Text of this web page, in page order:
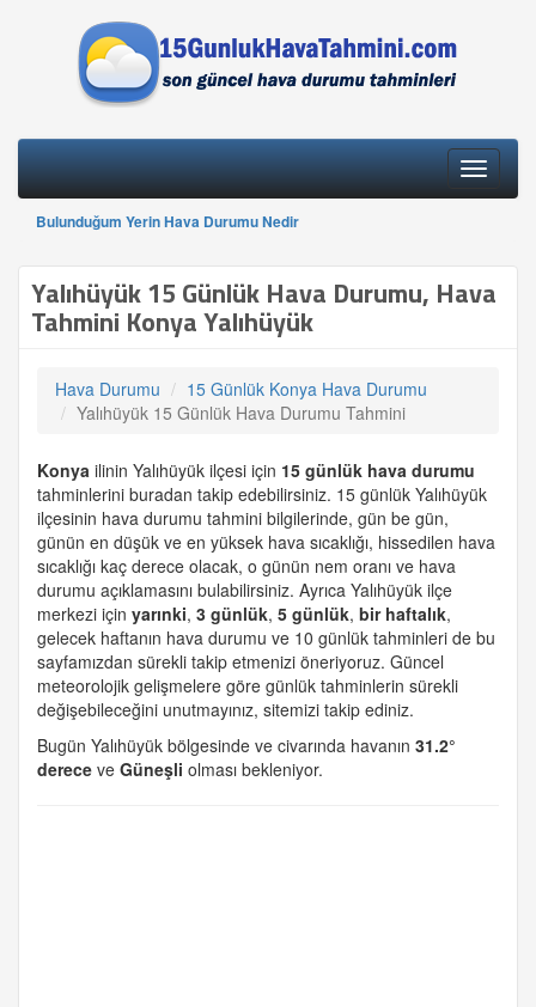
Toggle
Bulunduğum Yerin Hava Durumu Nedir
Yalıhüyük 15 Günlük Hava Durumu, Hava
Tahmini Konya Yalıhüyük
Hava Durumu
15 Günlük Konya Hava Durumu
Yalıhüyük 15 Günlük Hava Durumu Tahmini
Konya ilinin Yalıhüyük ilçesi için 15 günlük hava durumu
tahminlerini buradan takip edebilirsiniz. 15 günlük Yalıhüyük
ilçesinin hava durumu tahmini bilgilerinde, gün be gün,
günün en düşük ve en yüksek hava sıcaklığı, hissedilen hava
sıcaklığı kaç derece olacak, o günün nem oranı ve hava
durumu açıklamasını bulabilirsiniz. Ayrıca Yalıhüyük ilçe
merkezi için yarınki, 3 günlük, 5 günlük, bir haftalık,
gelecek haftanın hava durumu ve 10 günlük tahminleri de bu
sayfamızdan sürekli takip etmenizi öneriyoruz. Güncel
meteorolojik gelişmelere göre günlük tahminlerin sürekli
değişebileceğini unutmayınız, sitemizi takip ediniz.
Bugün Yalıhüyük bölgesinde ve civarında havanın 31.2°
derece ve Güneşli olması bekleniyor.